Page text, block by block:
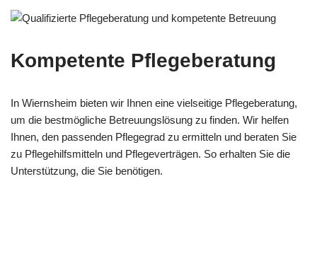
Kompetente Pflegeberatung
In Wiernsheim bieten wir Ihnen eine vielseitige Pflegeberatung,
um die bestmögliche Betreuungslösung zu finden. Wir helfen
Ihnen, den passenden Pflegegrad zu ermitteln und beraten Sie
zu Pflegehilfsmitteln und Pflegeverträgen. So erhalten Sie die
Unterstützung, die Sie benötigen.